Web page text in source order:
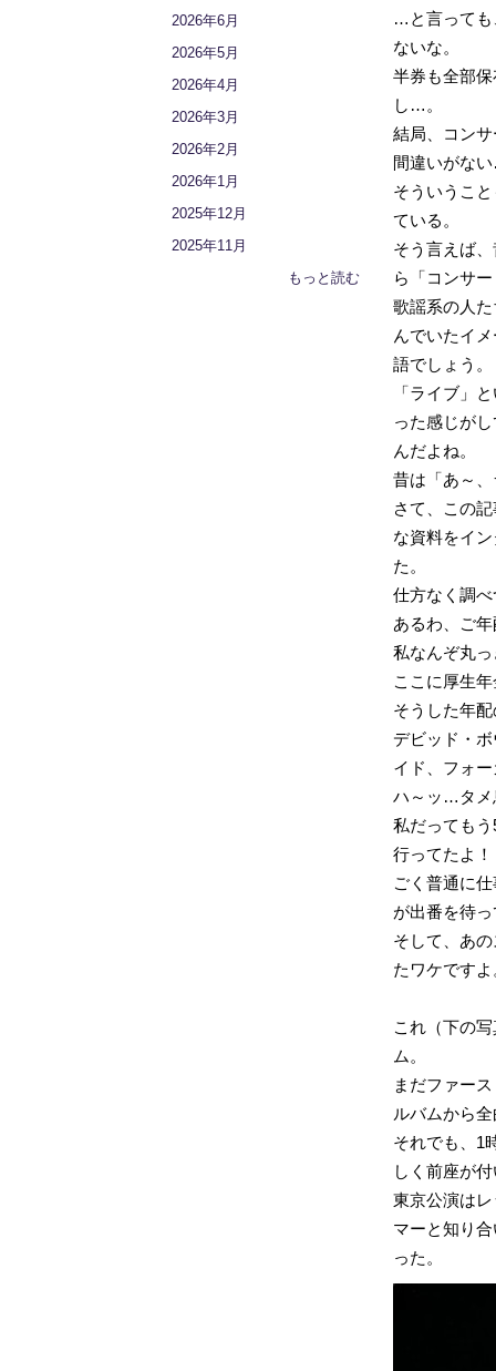
2026年6月
2026年5月
2026年4月
2026年3月
2026年2月
2026年1月
2025年12月
2025年11月
もっと読む
…と言っても
ないな。
半券も全部
し…。
結局、コン
間違いがな
そういうこ
ている。
そう言えば
ら「コンサ
歌謡系の人
んでいたイ
語でしょう。
「ライブ」
った感じが
んだよね。
昔は「あ～
さて、この
な資料をイ
た。
仕方なく調
あるわ、ご
私なんぞ丸
ここに厚生
そうした年
デビッド・
イド、フォ
ハ～ッ…タメ
私だっても
行ってたよ！
ごく普通に
が出番を待
そして、あ
たワケですよ
これ（下の
ム。
まだファー
ルバムから
それでも、1
しく前座が
東京公演は
マーと知り
った。